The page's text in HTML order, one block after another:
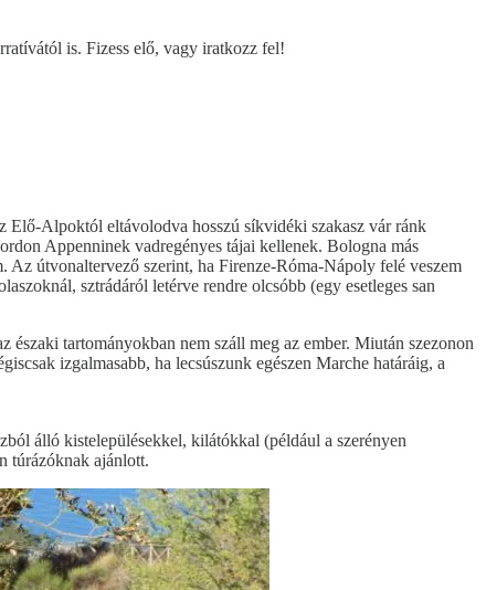
is. Fizess elő, vagy iratkozz fel!
Elő-Alpoktól eltávolodva hosszú síkvidéki szakasz vár ránk
Appenninek vadregényes tájai kellenek. Bologna más
útvonaltervező szerint, ha Firenze-Róma-Nápoly felé veszem
sztrádáról letérve rendre olcsóbb (egy esetleges san
északi tartományokban nem száll meg az ember. Miután szezonon
izgalmasabb, ha lecsúszunk egészen Marche határáig, a
álló kistelepülésekkel, kilátókkal (például a szerényen
túrázóknak ajánlott.